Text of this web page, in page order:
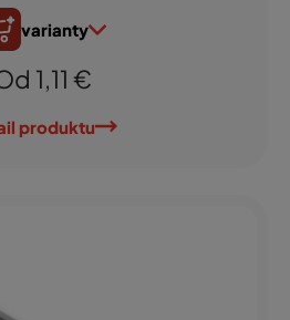
varianty
1,11 €
produktu